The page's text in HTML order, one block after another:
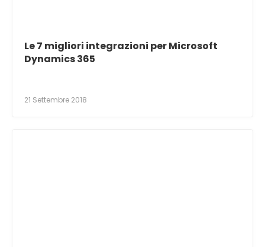
Le 7 migliori integrazioni per Microsoft
Dynamics 365
21 Settembre 2018